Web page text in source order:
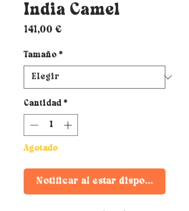
India Camel
141,00 €
Tamaño *
Cantidad *
Agotado
Notificar al estar disponible